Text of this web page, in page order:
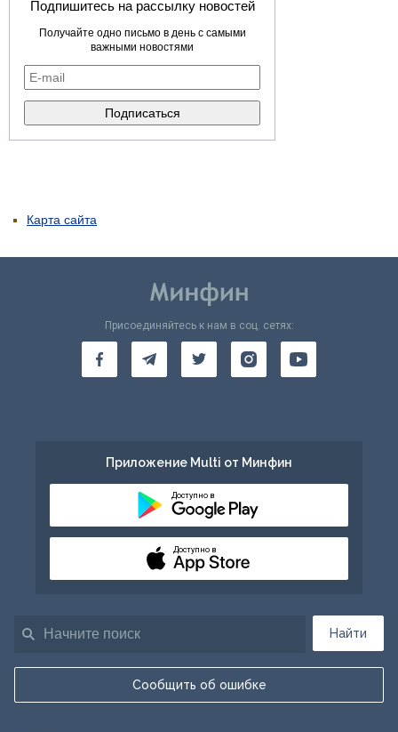
Подпишитесь на рассылку новостей
Получайте одно письмо в день с самыми
важными новостями
Карта сайта
Найти
Сообщить об ошибке
Присоединяйтесь к нам в соц. сетях:
Приложение Multi от Минфин
Доступно в
Доступно в